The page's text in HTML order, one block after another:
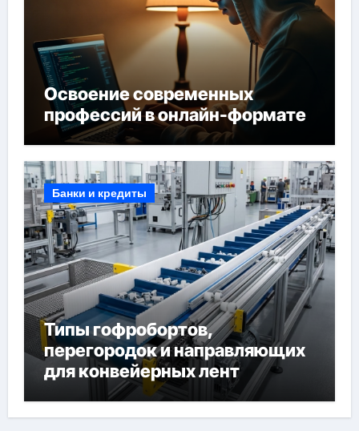
Освоение современных
профессий в онлайн-формате
Банки и кредиты
Типы гофробортов,
перегородок и направляющих
для конвейерных лент